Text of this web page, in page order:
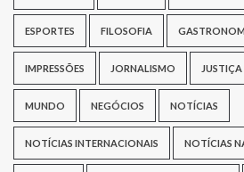
ESPORTES FILOSOFIA
IMPRESSÕES JORNALISMO JUSTIÇA
MUNDO NEGÓCIOS NOTÍCIAS
NOTÍCIAS INTERNACIONAIS NOTÍCIAS